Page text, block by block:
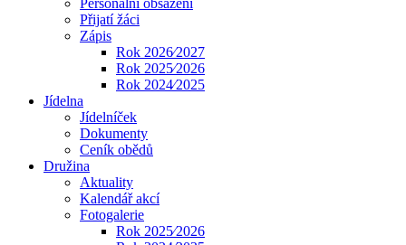
Personální obsazení
Přijatí žáci
Zápis
Rok 2026⁄2027
Rok 2025⁄2026
Rok 2024⁄2025
Jídelna
Jídelníček
Dokumenty
Ceník obědů
Družina
Aktuality
Kalendář akcí
Fotogalerie
Rok 2025⁄2026